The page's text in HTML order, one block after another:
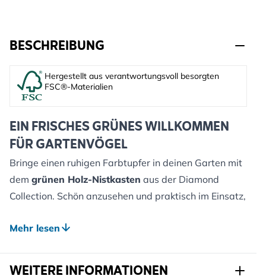
BESCHREIBUNG
Hergestellt aus verantwortungsvoll besorgten
FSC®-Materialien
EIN FRISCHES GRÜNES WILLKOMMEN
FÜR GARTENVÖGEL
Bringe einen ruhigen Farbtupfer in deinen Garten mit
dem grünen Holz-Nistkasten aus der Diamond
Collection. Schön anzusehen und praktisch im Einsatz,
sicheren, gemütlichen Platz zum Nisten und fügt sich
Gefertigt aus FSC®-zertifiziertem Holz.
Mehr lesen
WEITERE INFORMATIONEN